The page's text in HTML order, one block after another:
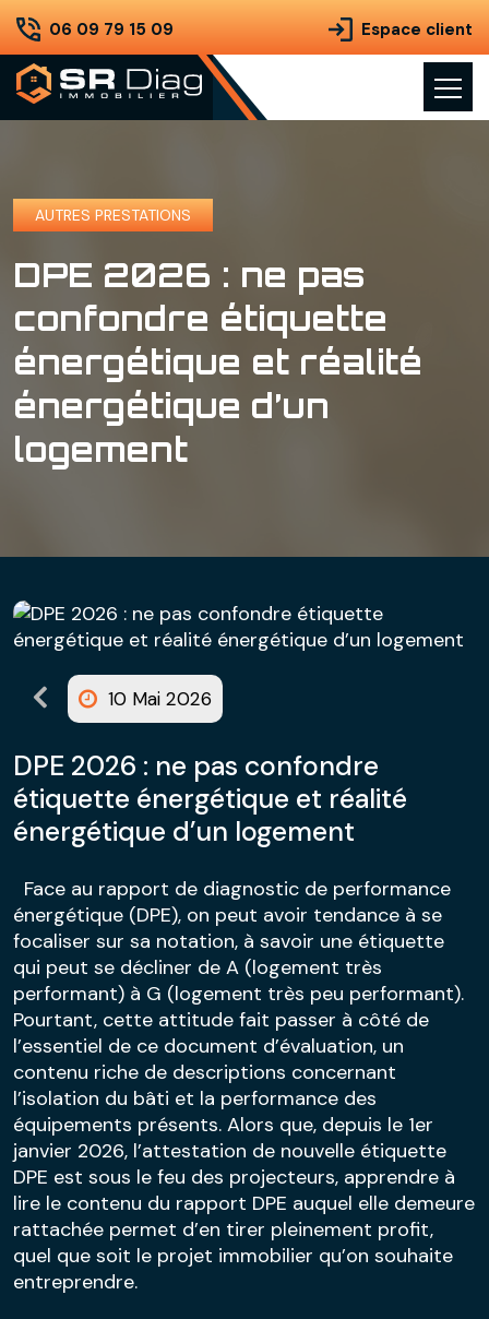
06 09 79 15 09 Espace client
AUTRES PRESTATIONS
DPE 2026 : ne pas
confondre étiquette
énergétique et réalité
énergétique d’un
logement
10 Mai 2026
DPE 2026 : ne pas confondre
étiquette énergétique et réalité
énergétique d’un logement
Face au rapport de diagnostic de performance
énergétique (DPE), on peut avoir tendance à se
focaliser sur sa notation, à savoir une étiquette
qui peut se décliner de A (logement très
performant) à G (logement très peu performant).
Pourtant, cette attitude fait passer à côté de
l’essentiel de ce document d’évaluation, un
contenu riche de descriptions concernant
l’isolation du bâti et la performance des
équipements présents. Alors que, depuis le 1er
janvier 2026, l’attestation de nouvelle étiquette
DPE est sous le feu des projecteurs, apprendre à
lire le contenu du rapport DPE auquel elle demeure
rattachée permet d’en tirer pleinement profit,
quel que soit le projet immobilier qu’on souhaite
entreprendre.